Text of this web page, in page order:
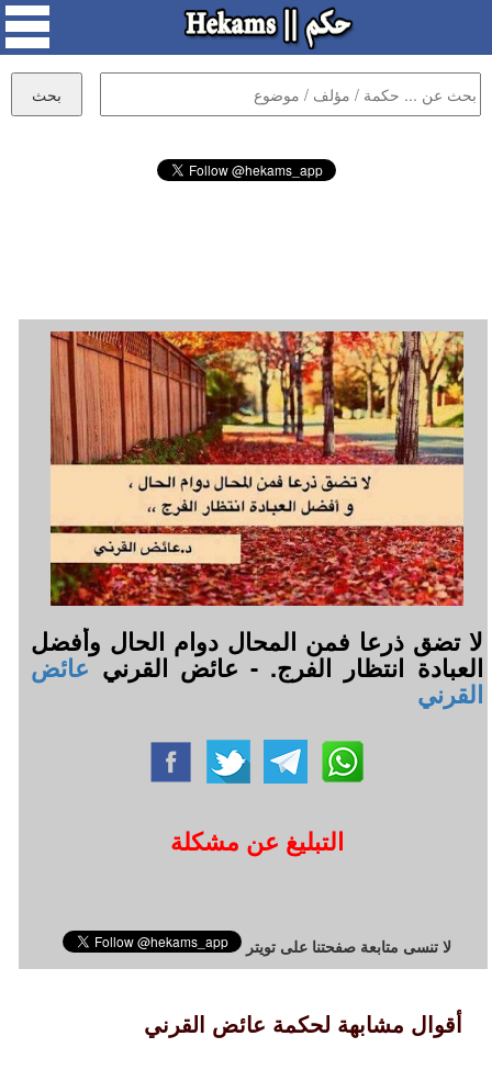
لا تضق ذرعا فمن المحال دوام الحال وأفضل
العبادة انتظار الفرج. - عائض القرنيعائض
القرني
التبليغ عن مشكلة
لا تنسى متابعة صفحتنا على تويتر
أقوال مشابهة لحكمة عائض القرني